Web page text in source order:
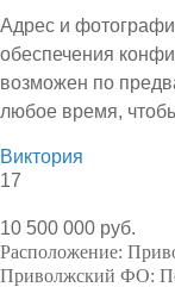
Адрес и
обеспечения
возможен по
любое время,
Виктория
17
10 500 000 руб.
Расположение:
Приволжский ФО: